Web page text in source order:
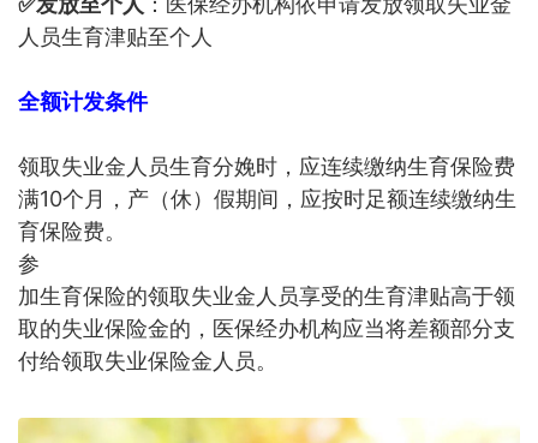
人员生育津贴至个人
全额计发条件
领取失业金人员生育分娩时，应连续缴纳生育保险费
满10个月，产（休）假期间，应按时足额连续缴纳生
育保险费。
参
加生育保险的领取失业金人员享受的生育津贴高于领
取的失业保险金的，医保经办机构应当将差额部分支
付给领取失业保险金人员。